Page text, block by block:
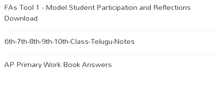
FAs Tool 1 - Model Student Participation and Reflections
Download
6th-7th-8th-9th-10th-Class-Telugu-Notes
AP Primary Work Book Answers